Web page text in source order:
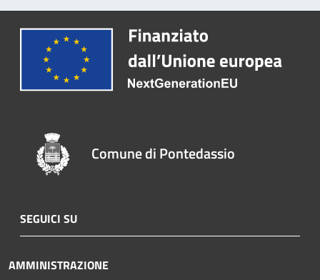
Comune di Pontedassio
SEGUICI SU
AMMINISTRAZIONE